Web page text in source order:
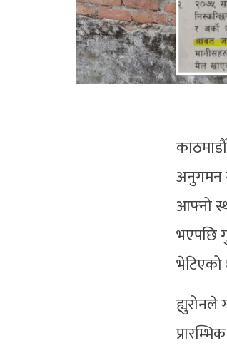
अनुगमन
आफ्नो
भएपछि
भेटिएको